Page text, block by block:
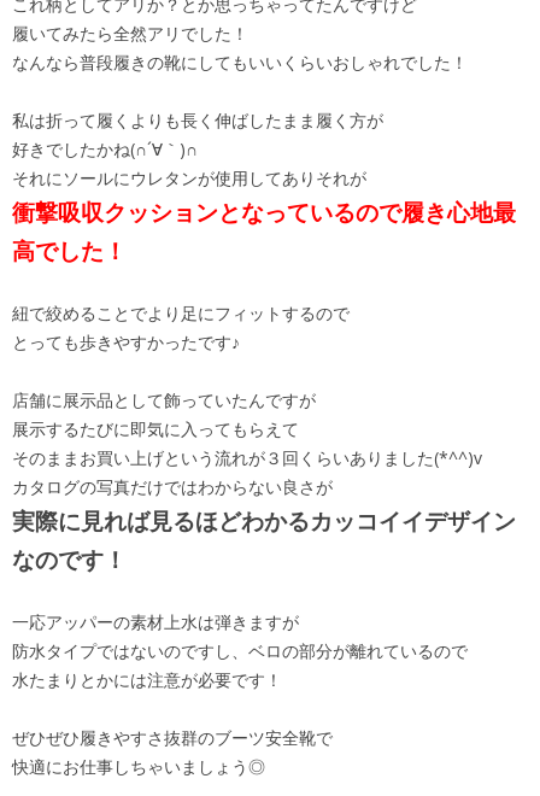
履いてみたら全然アリでした！
なんなら普段履きの靴にしてもいいくらいおしゃれでした！
私は折って履くよりも長く伸ばしたまま履く方が
好きでしたかね(∩´∀｀)∩
それにソールにウレタンが使用してありそれが
衝撃吸収クッションとなっているので履き心地最
高でした！
紐で絞めることでより足にフィットするので
とっても歩きやすかったです♪
店舗に展示品として飾っていたんですが
展示するたびに即気に入ってもらえて
そのままお買い上げという流れが３回くらいありました(*^^)v
カタログの写真だけではわからない良さが
実際に見れば見るほどわかるカッコイイデザイン
なのです！
一応アッパーの素材上水は弾きますが
防水タイプではないのですし、ベロの部分が離れているので
水たまりとかには注意が必要です！
ぜひぜひ履きやすさ抜群のブーツ安全靴で
快適にお仕事しちゃいましょう◎